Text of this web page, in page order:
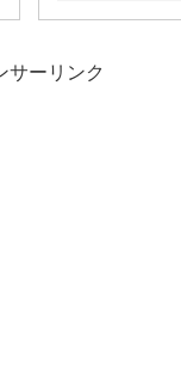
サーリンク